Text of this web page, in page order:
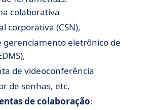
colaborativa
corporativa (CSN),
gerenciamento eletrônico de
de videoconferência
de senhas, etc.
de colaboração: